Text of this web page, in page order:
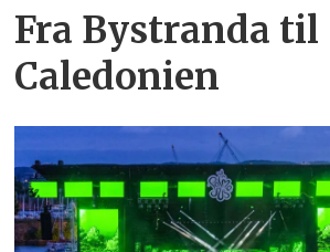
Fra Bystranda til
Caledonien